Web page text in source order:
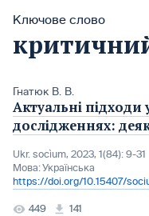
Ключове слово
Гнатюк В. В.
Актуальні підходи
дослідженнях:
Ukr. socìum, 2023, 1(84): 9-31
Мова:Українська
https://doi.org/10.15407/
449
141